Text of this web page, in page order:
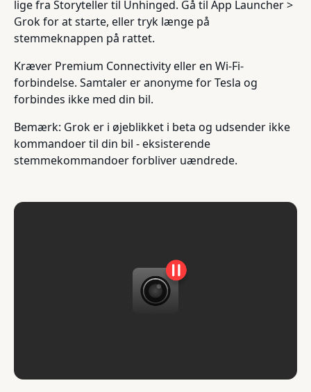
lige fra Storyteller til Unhinged. Gå til App Launcher >
Grok for at starte, eller tryk længe på
stemmeknappen på rattet.
Kræver Premium Connectivity eller en Wi-Fi-
forbindelse. Samtaler er anonyme for Tesla og
forbindes ikke med din bil.
Bemærk: Grok er i øjeblikket i beta og udsender ikke
kommandoer til din bil - eksisterende
stemmekommandoer forbliver uændrede.